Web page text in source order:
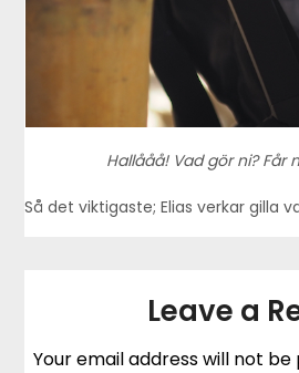
Hallååå! Vad gör ni? Får
Så det viktigaste; Elias verkar gilla
Leave a
Your email address will not be